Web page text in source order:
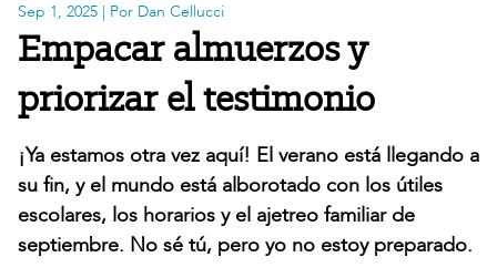
Sep 1, 2025 | Por Dan Cellucci
Empacar almuerzos y
priorizar el testimonio
¡Ya estamos otra vez aquí! El verano está llegando a
su fin, y el mundo está alborotado con los útiles
escolares, los horarios y el ajetreo familiar de
septiembre. No sé tú, pero yo no estoy preparado.